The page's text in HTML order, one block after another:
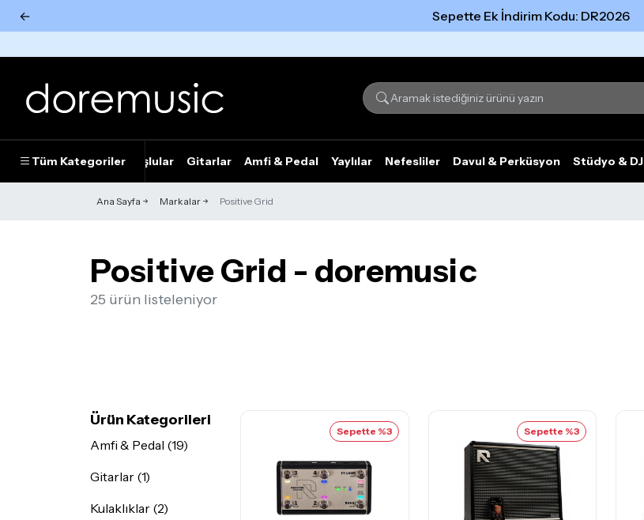
← Sepette Ek İndirim Kodu: DR2026
Tüm Kategoriler
Piyanolar Tuşlular Gitarlar Amfi & Pedal Yaylılar Nefesliler Davul & Perküsyon Stüdyo & DJ
Ana Sayfa Markalar Positive Grid
Positive Grid - doremusic
25 ürün listeleniyor
Ürün Kategorileri
Amfi & Pedal (19)
Gitarlar (1)
Kulaklıklar (2)
Sepette %3 Sepette %3
Tümünü Gör Tümünü gör